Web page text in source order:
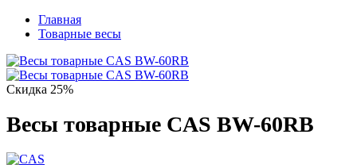
Главная
Товарные весы
Скидка 25%
Весы товарные CAS BW-60RB